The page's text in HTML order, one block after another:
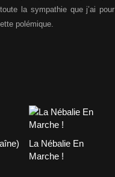
la sympathie que j’ai pour
polémique.
La Nébalie En
Marche !